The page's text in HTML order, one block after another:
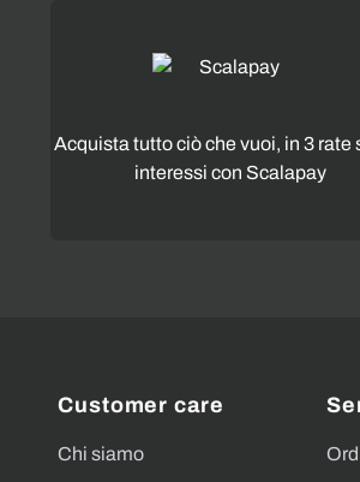
Acquista tutto ciò che vuoi, in 3 rate
interessi con Scalapay
Customer care
Chi siamo